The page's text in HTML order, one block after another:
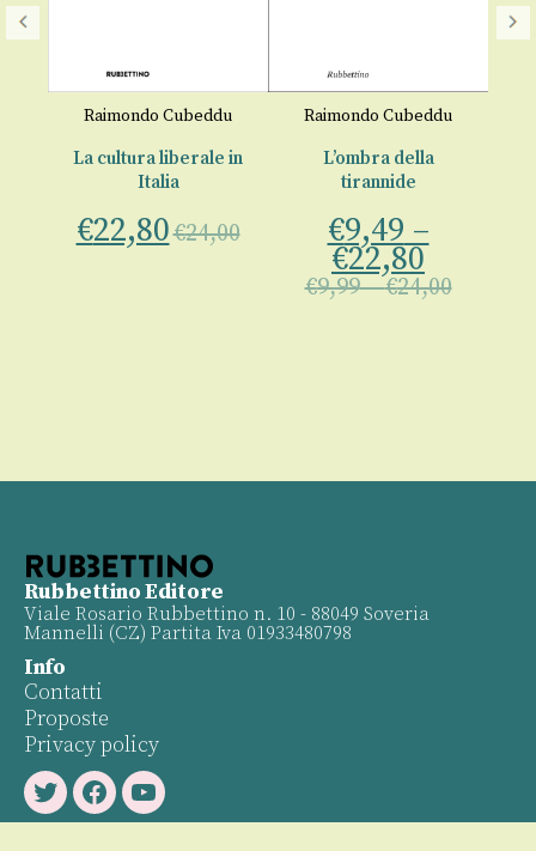
Cubeddu
liberale in
€24,00
Raimondo Cubeddu
L’ombra della
€
24,00
Carl
a cura di
€
Rubbettino Editore
Viale Rosario Rubbettino n. 10 - 88049 Soveria
Mannelli (CZ) Partita Iva 01933480798
Info
Contatti
Proposte
Privacy policy
TwitterFacebookYoutube